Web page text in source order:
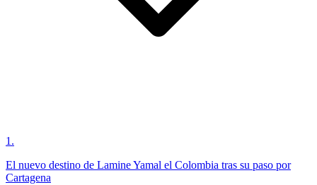
1 .
El nuevo destino de Lamine Yamal el Colombia tras su paso por
Cartagena